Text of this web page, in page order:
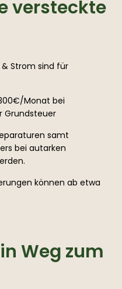
versteckte
Strom sind für
Monat bei
Grundsteuer
samt
bei autarken
können ab etwa
Weg zum